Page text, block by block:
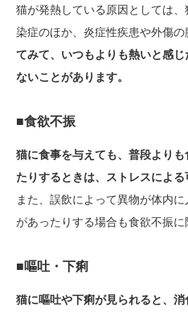
猫が発熱している原因としては
染症のほか、炎症性疾患や外傷の
てみて、いつもよりも熱いと感
ないことがあります。
■食欲不振
猫に食事を与えても、普段より
たりするときは、ストレスによる
また、誤飲によって異物が体内
があったりする場合も食欲不振に
■嘔吐・下痢
猫に嘔吐や下痢が見られると、